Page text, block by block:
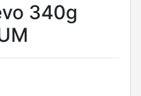
340g